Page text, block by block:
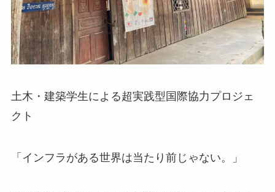
土木・建築学生による超実践型国際協力プロジェ
クト
「インフラがある世界は当たり前じゃない。」